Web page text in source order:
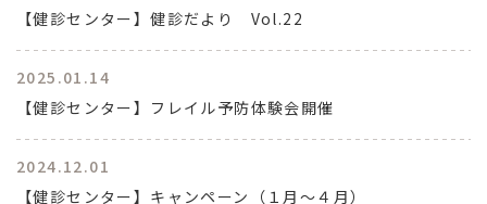
【健診センター】健診だより Vol.22
2025.01.14
【健診センター】フレイル予防体験会開催
2024.12.01
【健診センター】キャンペーン（１月～４月）